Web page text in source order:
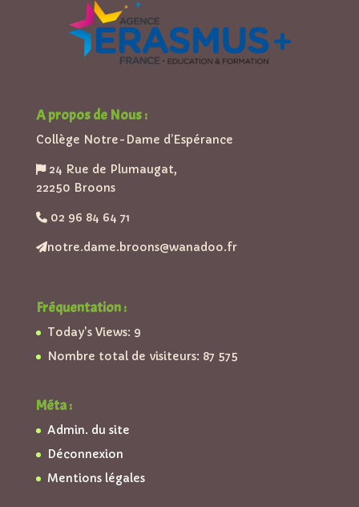
A propos de Nous :
Collège Notre-Dame d’Espérance
24 Rue de Plumaugat,
22250 Broons
02 96 84 64 71
notre.dame.broons@wanadoo.fr
Fréquentation :
Today's Views: 9
Nombre total de visiteurs: 87 575
Méta :
Admin. du site
Déconnexion
Mentions légales